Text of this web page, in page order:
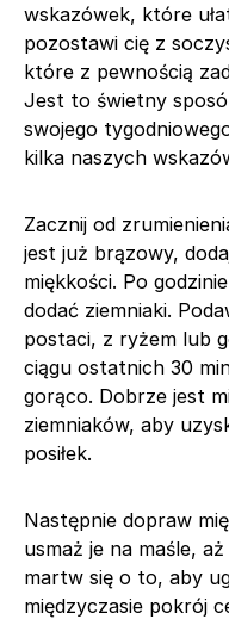
wskazówek, które
pozostawi cię z
które z pewnością
Jest to świetny
swojego
kilka naszych
Zacznij od
jest już brązowy,
miękkości. Po
dodać ziemniaki.
postaci, z ryżem lub
ciągu ostatnich 30
gorąco. Dobrze jest
ziemniaków, aby
posiłek.
Następnie dopraw
usmaż je na maśle,
martw się o to, aby
międzyczasie pokrój